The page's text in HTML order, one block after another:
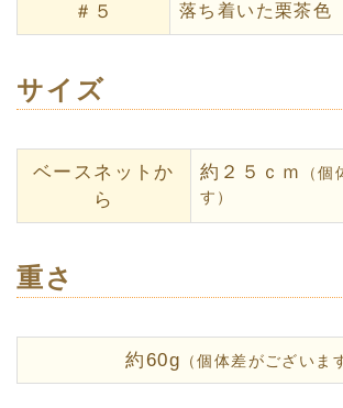
＃５ 落ち着いた栗茶色
サイズ
ベースネットか
ら
約２５ｃｍ
（
す）
重さ
約60g （個体差がございま